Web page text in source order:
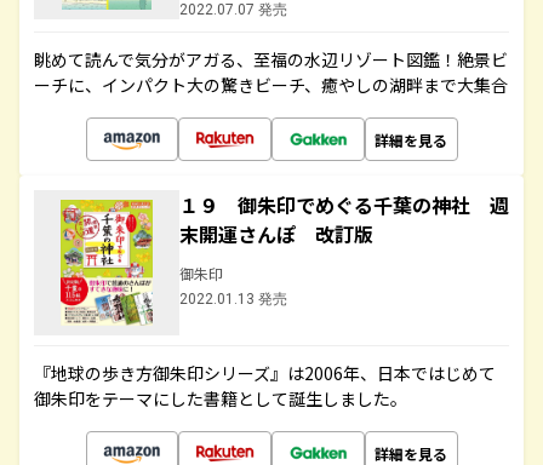
2022.07.07 発売
眺めて読んで気分がアガる、至福の水辺リゾート図鑑！絶景ビ
ーチに、インパクト大の驚きビーチ、癒やしの湖畔まで大集合
詳細を見る
１９ 御朱印でめぐる千葉の神社 週
末開運さんぽ 改訂版
御朱印
2022.01.13 発売
『地球の歩き方御朱印シリーズ』は2006年、日本ではじめて
御朱印をテーマにした書籍として誕生しました。
詳細を見る